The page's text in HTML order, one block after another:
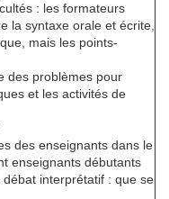
: les formateurs
la syntaxe orale et écrite,
mais les points-
des problèmes pour
et les activités de
des enseignants dans le
enseignants débutants
interprétatif : que se